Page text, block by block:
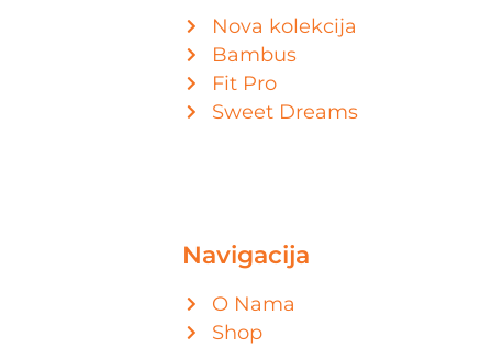
Nova kolekcija
Bambus
Fit Pro
Sweet Dreams
Navigacija
O Nama
Shop